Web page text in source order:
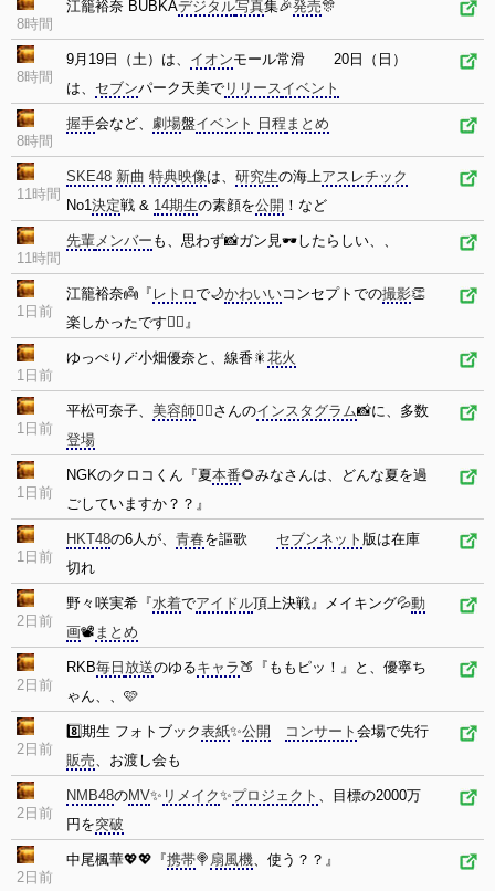
8時間
江籠裕奈 BUBKAデジタル写真集🎉発売🎊
8時間
9月19日（土）は、 イオンモール常滑 20日（日）
は、 セブンパーク天美で リリースイベント
8時間
握手会など、 劇場盤イベント 日程 まとめ
11時間
SKE48 新曲 特典映像は、 研究生の海上アスレチック
No1決定戦 & 14期生の素顔を公開 ！など
11時間
先輩メンバー も、思わず📸ガン見🕶️したらしい、、
1日前
江籠裕奈👼『 レトロで🌙かわいいコンセプトでの撮影👏
楽しかったです🙂‍↕️』
1日前
ゆっぺり🪄小畑優奈と、線香🎇 花火
1日前
平松可奈子、 美容師💇‍️さんのインスタグラム📸に、多数
登場
1日前
NGKのクロコくん『夏本番🌻みなさんは、どんな夏を過
ごしていますか？？』
1日前
HKT48の6人が、 青春を謳歌 セブンネット 版は在庫
切れ
2日前
野々咲実希『水着でアイドル頂上決戦』メイキング💦動
画📽️ まとめ
2日前
RKB毎日 放送のゆるキャラ🍑『ももピッ！』と、優寧ち
ゃん、、🩷
2日前
8️⃣期生 フォトブック表紙✨公開 コンサート 会場で先行
販売、お渡し会も
2日前
NMB48のMV✨ リメイク✨プロジェクト 、目標の2000万
円を突破
2日前
中尾楓華💖💖『携帯🍭 扇風機、使う？？』